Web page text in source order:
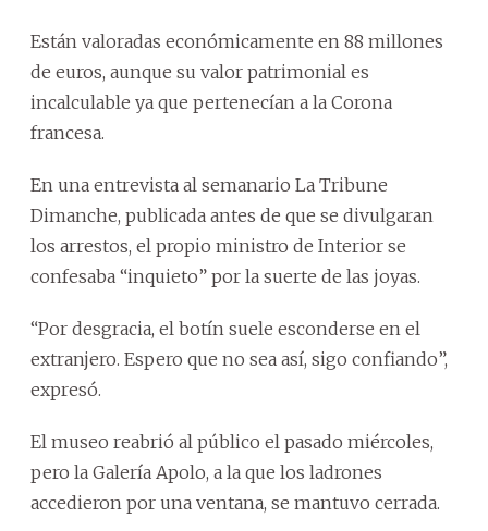
Están valoradas económicamente en 88 millones
de euros, aunque su valor patrimonial es
incalculable ya que pertenecían a la Corona
francesa.
En una entrevista al semanario La Tribune
Dimanche, publicada antes de que se divulgaran
los arrestos, el propio ministro de Interior se
confesaba “inquieto” por la suerte de las joyas.
“Por desgracia, el botín suele esconderse en el
extranjero. Espero que no sea así, sigo confiando”,
expresó.
El museo reabrió al público el pasado miércoles,
pero la Galería Apolo, a la que los ladrones
accedieron por una ventana, se mantuvo cerrada.